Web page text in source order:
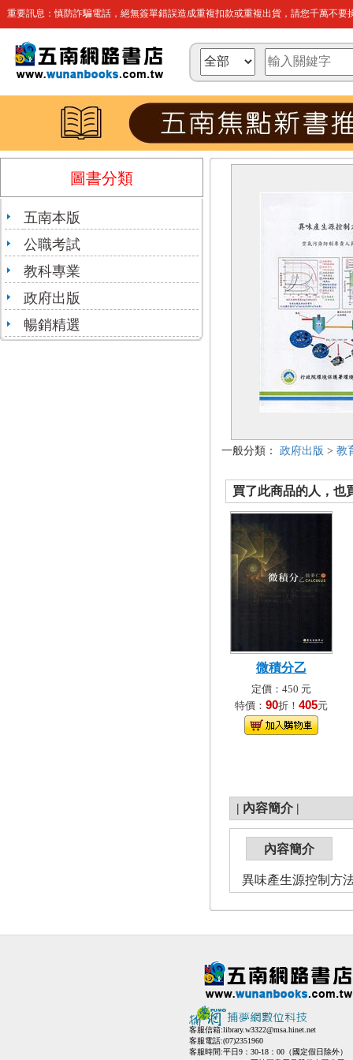
重要訊息：慎防詐騙電話，絕無簽單錯誤造成重複扣款或重複出貨，請您千萬不要
圖書分類
五南本版
公職考試
教科專業
政府出版
暢銷精選
一般分類： 政府出版 > 教
買了此商品的人，也
微積分乙
定價：450 元
特價： 90折！ 405元
| 內容簡介 |
內容簡介
異味產生源控制方
客服信箱:library.w3322@msa.hinet.net
客服電話:(07)2351960
客服時間:平日9：30-18：00（國定假日除外）